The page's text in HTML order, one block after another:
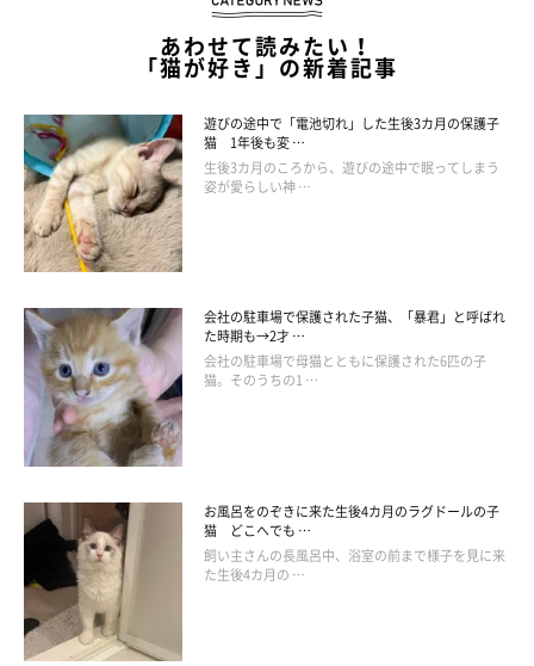
あわせて読みたい！
「猫が好き」の新着記事
遊びの途中で「電池切れ」した生後3カ月の保護子
猫 1年後も変 …
生後3カ月のころから、遊びの途中で眠ってしまう
姿が愛らしい神 …
会社の駐車場で保護された子猫、「暴君」と呼ばれ
た時期も→2才 …
会社の駐車場で母猫とともに保護された6匹の子
猫。そのうちの1 …
お風呂をのぞきに来た生後4カ月のラグドールの子
猫 どこへでも …
飼い主さんの長風呂中、浴室の前まで様子を見に来
た生後4カ月の …